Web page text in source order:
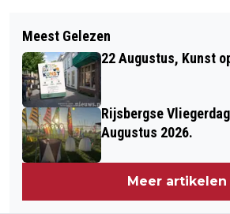
STACARAVAN EN AUTO
OP CAMPING HEERLE
OEKRAÏNERS AAN HET
BRABANTSE WAL
Meest Gelezen
22 Augustus, Kunst
Rijsbergse
Augustus 2026.
Meer artikelen